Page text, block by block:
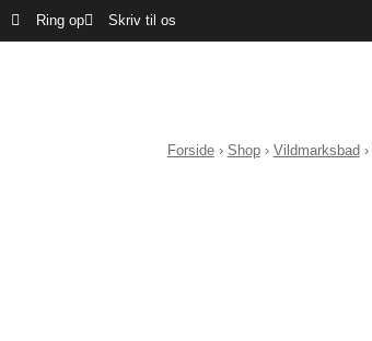
Ring op Skriv til os
Forside› Shop› Vildmarksbad›